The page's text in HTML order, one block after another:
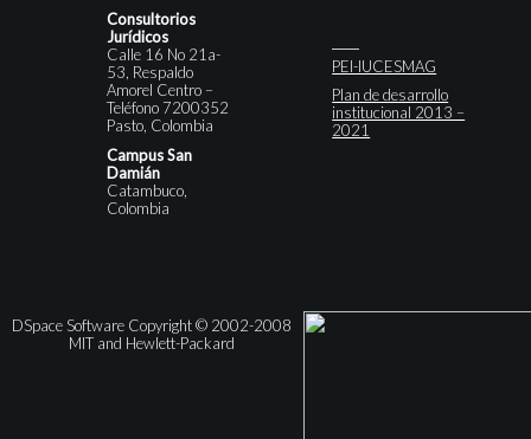
Consultorios
Jurídicos
Calle 16 No 21a-
53, Respaldo
Amorel Centro –
Teléfono 7200352
Pasto, Colombia
Campus San
Damián
Catambuco,
Colombia
PEI-IUCESMAG
Plan de desarrollo
institucional 2013 –
2021
DSpace Software Copyright © 2002-2008
MIT and Hewlett-Packard